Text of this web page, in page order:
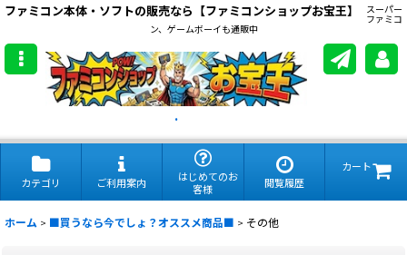
ファミコン本体・ソフトの販売なら【ファミコンショップお宝王】
スーパー
ファミコ
ン、ゲームボーイも通販中
.
カテゴリ ご利用案内
はじめてのお
客様
閲覧履歴
カート
ホーム > ■買うなら今でしょ？オススメ商品■ > その他